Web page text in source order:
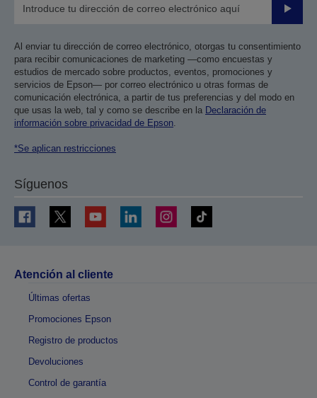
Enviar
Al enviar tu dirección de correo electrónico, otorgas tu consentimiento
para recibir comunicaciones de marketing —como encuestas y
estudios de mercado sobre productos, eventos, promociones y
servicios de Epson— por correo electrónico u otras formas de
comunicación electrónica, a partir de tus preferencias y del modo en
que usas la web, tal y como se describe en la Declaración de
información sobre privacidad de Epson.
*Se aplican restricciones
Síguenos
Atención al cliente
Últimas ofertas
Promociones Epson
Registro de productos
Devoluciones
Control de garantía